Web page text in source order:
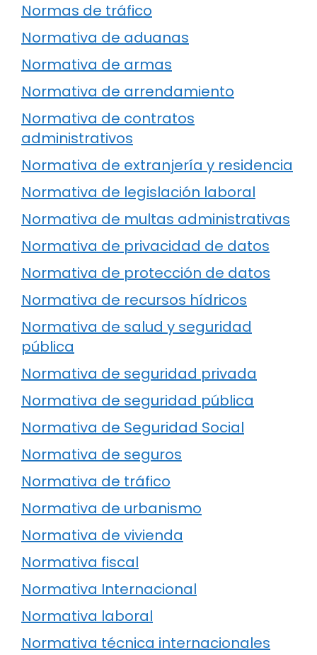
Normas de tráfico
Normativa de aduanas
Normativa de armas
Normativa de arrendamiento
Normativa de contratos
administrativos
Normativa de extranjería y residencia
Normativa de legislación laboral
Normativa de multas administrativas
Normativa de privacidad de datos
Normativa de protección de datos
Normativa de recursos hídricos
Normativa de salud y seguridad
pública
Normativa de seguridad privada
Normativa de seguridad pública
Normativa de Seguridad Social
Normativa de seguros
Normativa de tráfico
Normativa de urbanismo
Normativa de vivienda
Normativa fiscal
Normativa Internacional
Normativa laboral
Normativa técnica internacionales